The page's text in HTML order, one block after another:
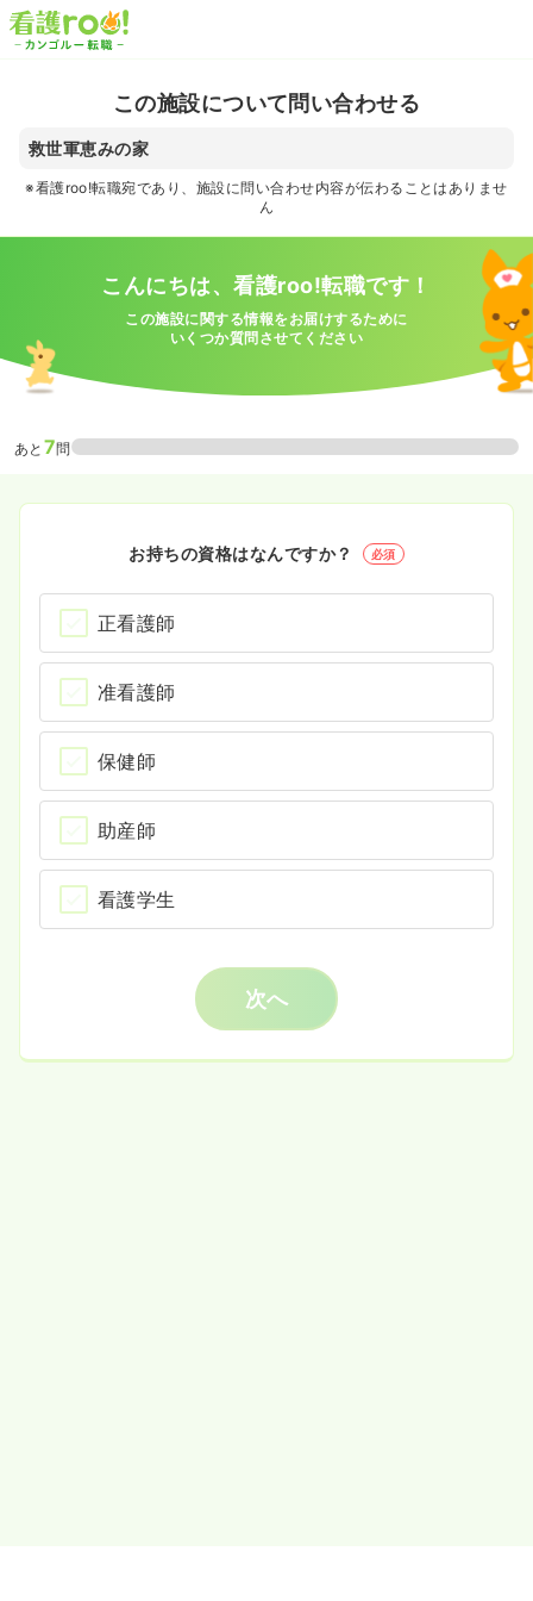
この施設について問い合わせる
救世軍恵みの家
※看護roo!転職宛であり、施設に問い合わせ内容が伝わることはありませ
ん
こんにちは、看護roo!転職です！
この施設に関する情報をお届けするために
いくつか質問させてください
あと 7問
お持ちの資格はなんですか？ 必須
正看護師
准看護師
保健師
助産師
看護学生
次へ